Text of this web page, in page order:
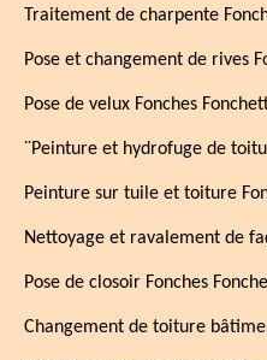
Traitement de charpente
Pose et changement de rives
Pose de velux Fonches
¨Peinture et hydrofuge de
Peinture sur tuile et toiture
Nettoyage et ravalement de
Pose de closoir Fonches
Changement de toiture